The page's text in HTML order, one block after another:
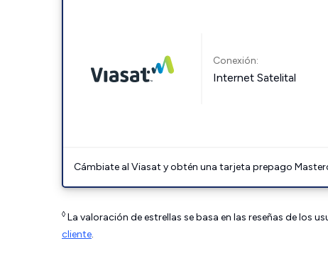
Conexión:
Internet Satelital
Cámbiate al Viasat y obtén una tarjeta prepago
◊ La valoración de estrellas se basa en las reseñas de los
cliente.